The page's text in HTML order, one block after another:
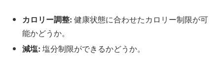
カロリー調整: 健康状態に合わせたカロリー制限が可
能かどうか。
減塩:塩分制限ができるかどうか。